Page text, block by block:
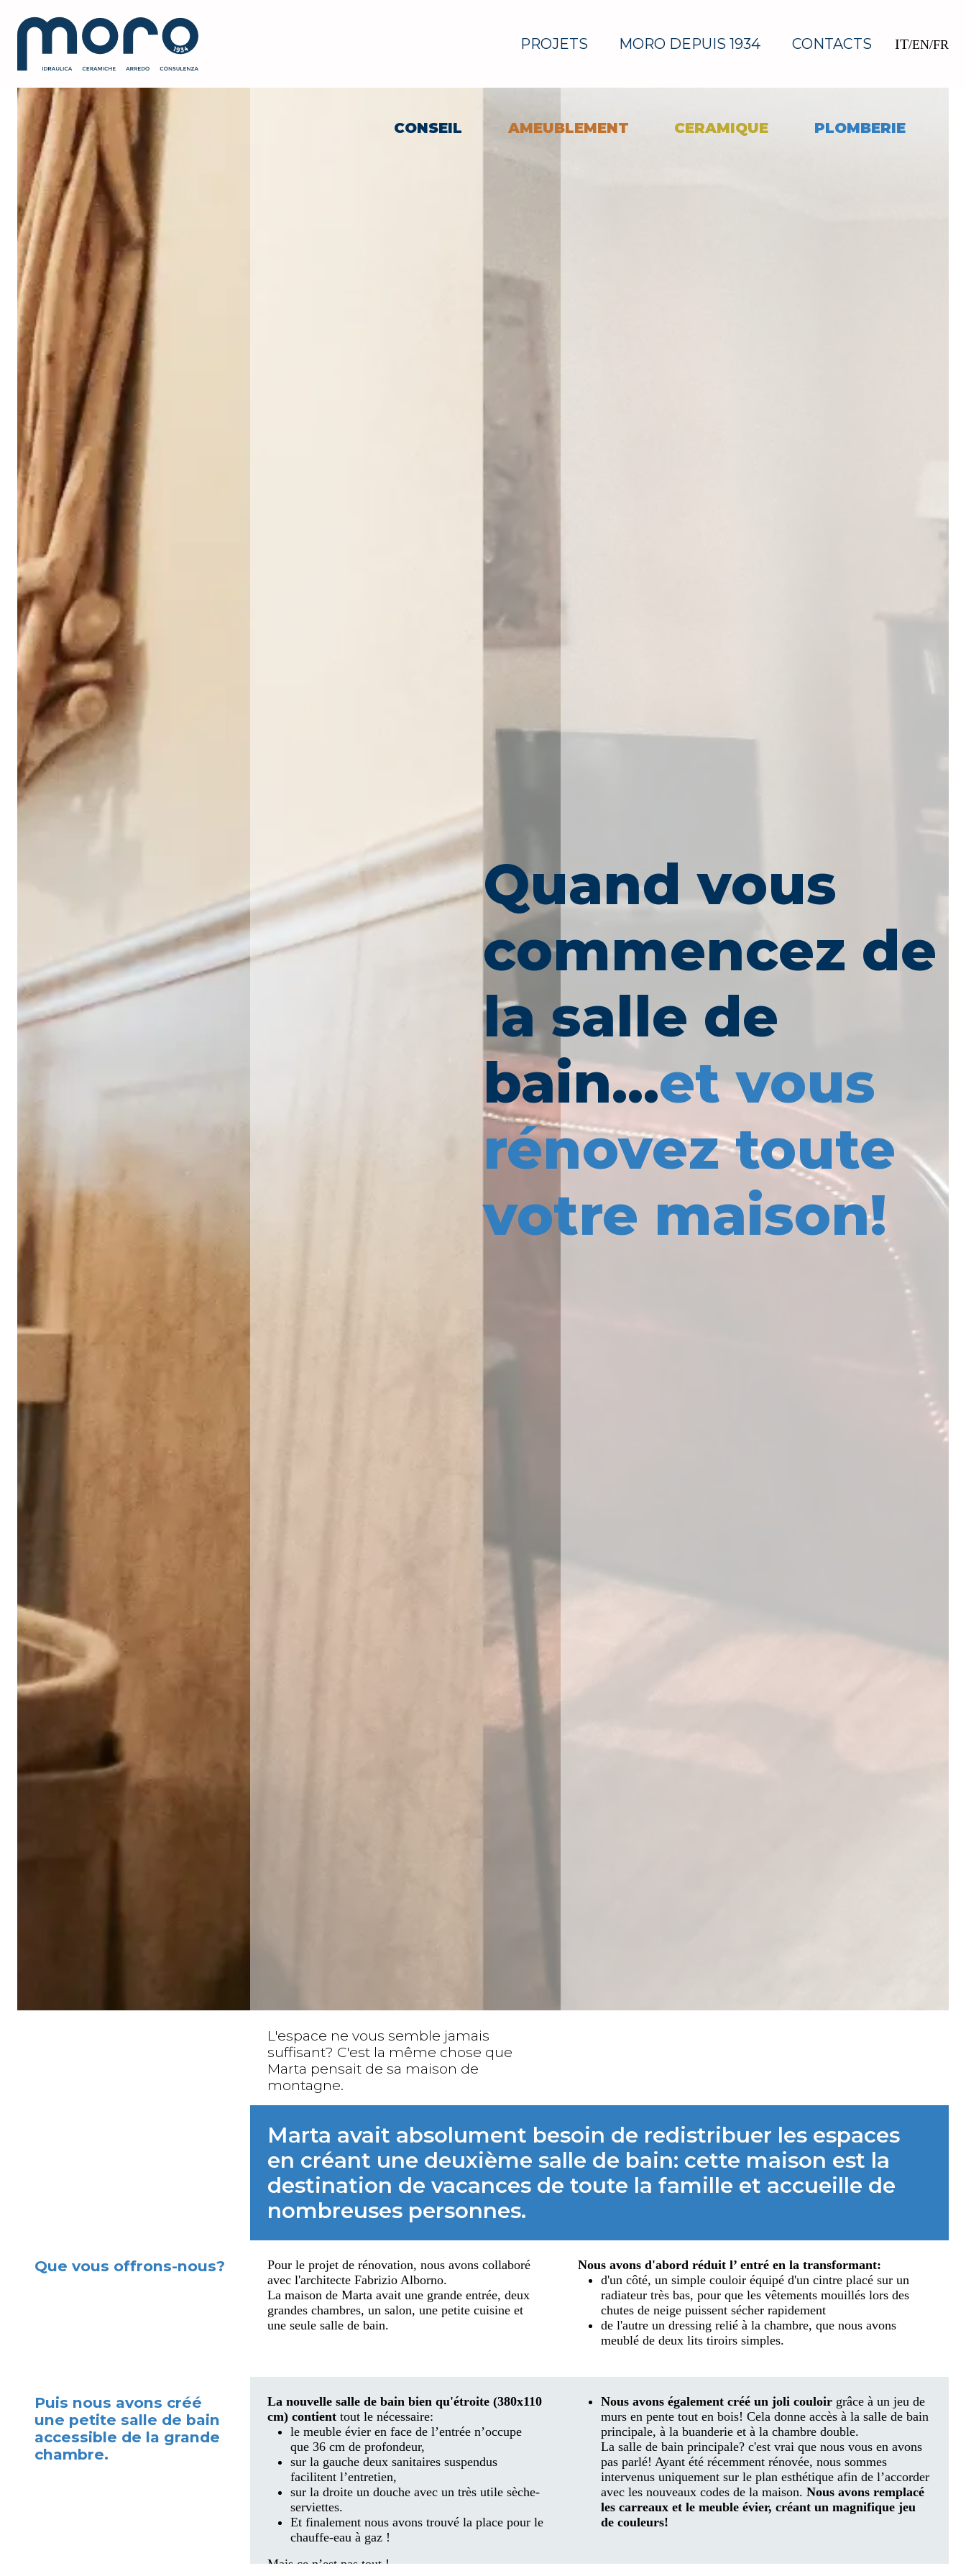
PROJETS MORO DEPUIS 1934 CONTACTS IT/EN/FR
CONSEIL AMEUBLEMENT CERAMIQUE PLOMBERIE
Quand vous
commencez de
la salle de
bain...et vous
rénovez toute
votre maison!
L'espace ne vous semble jamais
suffisant? C'est la même chose que
Marta pensait de sa maison de
montagne.
Marta avait absolument besoin de redistribuer les espaces
en créant une deuxième salle de bain: cette maison est la
destination de vacances de toute la famille et accueille de
nombreuses personnes.
Que vous offrons-nous?
Pour le projet de rénovation, nous avons collaboré
avec l'architecte Fabrizio Alborno.
La maison de Marta avait une grande entrée, deux
grandes chambres, un salon, une petite cuisine et
une seule salle de bain.
Nous avons d'abord réduit l’ entré en la transformant:
d'un côté, un simple couloir équipé d'un cintre placé sur un
radiateur très bas, pour que les vêtements mouillés lors des
chutes de neige puissent sécher rapidement
de l'autre un dressing relié à la chambre, que nous avons
meublé de deux lits tiroirs simples.
Puis nous avons créé
une petite salle de bain
accessible de la grande
chambre.
La nouvelle salle de bain bien qu'étroite (380x110
cm) contient tout le nécessaire:
le meuble évier en face de l’entrée n’occupe
que 36 cm de profondeur,
sur la gauche deux sanitaires suspendus
facilitent l’entretien,
sur la droite un douche avec un très utile sèche-
serviettes.
Et finalement nous avons trouvé la place pour le
chauffe-eau à gaz !
Mais ce n’est pas tout !
Nous avons également créé un joli couloir grâce à un jeu de
murs en pente tout en bois! Cela donne accès à la salle de bain
principale, à la buanderie et à la chambre double.
La salle de bain principale? c'est vrai que nous vous en avons
pas parlé! Ayant été récemment rénovée, nous sommes
intervenus uniquement sur le plan esthétique afin de l’accorder
avec les nouveaux codes de la maison. Nous avons remplacé
les carreaux et le meuble évier, créant un magnifique jeu
de couleurs!